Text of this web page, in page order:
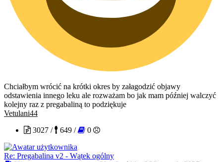
Chciałbym wrócić na krótki okres by załagodzić objawy
odstawienia innego leku ale rozważam bo jak mam później walczyć
kolejny raz z pregabaliną to podziękuje
Vetulani44
3027 /
649 / 0
Re: Pregabalina v2 - Wątek ogólny